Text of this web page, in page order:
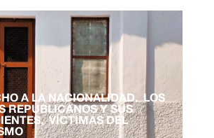
A LA NACIONALIDAD. LOS
REPUBLICANOS Y SUS
VÍCTIMAS DEL